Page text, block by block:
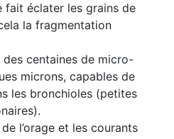
fait éclater les grains de
la fragmentation
centaines de micro-
microns, capables de
les bronchioles (petites
l’orage et les courants